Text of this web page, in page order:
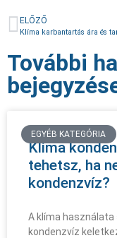
ELŐZŐ
Klíma karbantartás ára és
További
EGYÉB KATEGÓRIA
Klíma
tehetsz, ha
kondenzvíz?
A klíma
kondenzvíz